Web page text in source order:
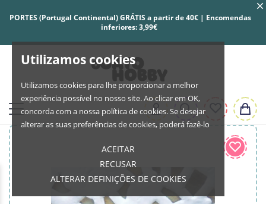
Utilizamos cookies
Utilizamos cookies para lhe proporcionar a melhor
experiência possível no nosso site. Ao clicar em OK,
concorda com a nossa política de cookies. Se desejar
alterar as suas preferências de cookies, poderá fazê-lo
ACEITAR
RECUSAR
ALTERAR DEFINIÇÕES DE COOKIES
PORTES (Portugal Continental) GRÁTIS a partir de 40€ | Encomendas
inferiores: 3,99€